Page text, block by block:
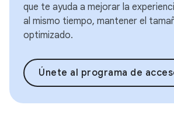
que te ayuda a mejorar la
al mismo tiempo, mantener el
optimizado.
Únete al programa de acceso